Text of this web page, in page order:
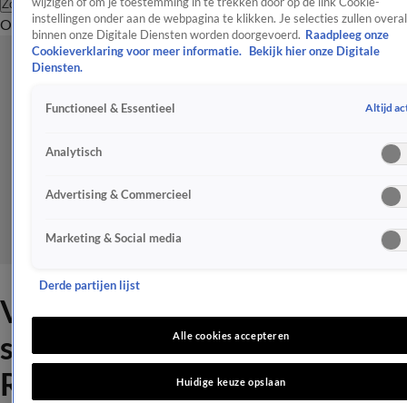
Zoeken
OverzichtEntertainmentSpraakmakendRealityCrimeVideo's
Vincent Croiset hield ziekte
stil vanwege Expeditie
Robinson
instellingen onder aan de webpagina te klikken. Je selecties zullen overal
binnen onze Digitale Diensten worden doorgevoerd. Raadpleeg onze
Cookieverklaring voor meer informatie.
Bekijk hier onze Digitale
Diensten.
Functioneel & Essentieel Altijd
Analytisch
Advertising & Commercieel
Marketing & Social media
Derde partijen lijst
Alle cookies accepteren
Huidige keuze opslaan